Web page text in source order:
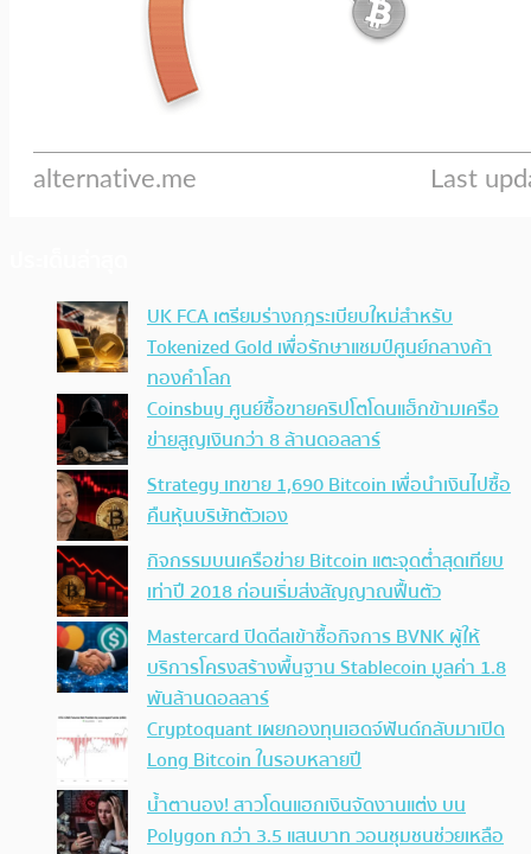
UK FCA เตรียมร่างกฎระเบียบใหม่สำหรับ
Tokenized Gold เพื่อรักษาแชมป์ศูนย์กลางค้า
ทองคำโลก
Coinsbuy ศูนย์ซื้อขายคริปโตโดนแฮ็กข้ามเครือ
ข่ายสูญเงินกว่า 8 ล้านดอลลาร์
Strategy เทขาย 1,690 Bitcoin เพื่อนำเงินไปซื้อ
คืนหุ้นบริษัทตัวเอง
กิจกรรมบนเครือข่าย Bitcoin แตะจุดต่ำสุดเทียบ
เท่าปี 2018 ก่อนเริ่มส่งสัญญาณฟื้นตัว
Mastercard ปิดดีลเข้าซื้อกิจการ BVNK ผู้ให้
บริการโครงสร้างพื้นฐาน Stablecoin มูลค่า 1.8
พันล้านดอลลาร์
Cryptoquant เผยกองทุนเฮดจ์ฟันด์กลับมาเปิด
Long Bitcoin ในรอบหลายปี
น้ำตานอง! สาวโดนแฮกเงินจัดงานแต่ง บน
Polygon กว่า 3.5 แสนบาท วอนชุมชนช่วยเหลือ